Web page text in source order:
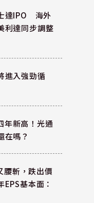
達IPO 海外
利達同步調整
進入強勁循
新高！光通
在嗎？
斬，跌出價
基本面：